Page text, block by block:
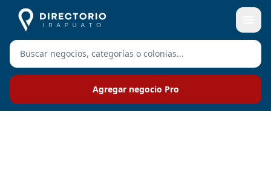
Agregar negocio Pro